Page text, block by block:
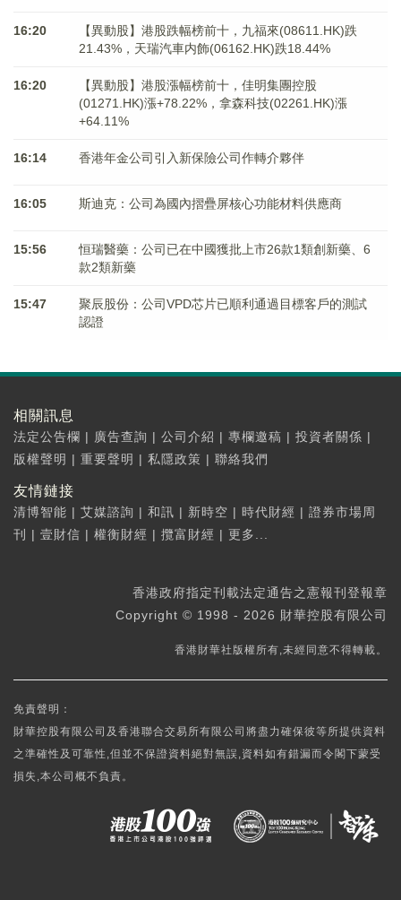
16:20
【異動股】港股跌幅榜前十，九福來(08611.HK)跌
21.43%，天瑞汽車内飾(06162.HK)跌18.44%
16:20
【異動股】港股漲幅榜前十，佳明集團控股
(01271.HK)漲+78.22%，拿森科技(02261.HK)漲
+64.11%
16:14 香港年金公司引入新保險公司作轉介夥伴
16:05 斯迪克：公司為國內摺疊屏核心功能材料供應商
15:56
恒瑞醫藥：公司已在中國獲批上市26款1類創新藥、6
款2類新藥
15:47
聚辰股份：公司VPD芯片已順利通過目標客戶的測試
認證
相關訊息
法定公告欄 | 廣告查詢 | 公司介紹 | 專欄邀稿 | 投資者關係 |
版權聲明 | 重要聲明 | 私隱政策 | 聯絡我們
友情鏈接
清博智能 | 艾媒諮詢 | 和訊 | 新時空 | 時代財經 | 證券市場周
刊
| 壹財信 | 權衡財經 | 攬富財經 | 更多...
香港政府指定刊載法定通告之憲報刊登報章
Copyright © 1998 - 2026 財華控股有限公司
香港財華社版權所有,未經同意不得轉載。
免責聲明：
財華控股有限公司及香港聯合交易所有限公司將盡力確保彼等所提供資料
之準確性及可靠性,但並不保證資料絕對無誤,資料如有錯漏而令閣下蒙受
損失,本公司概不負責。